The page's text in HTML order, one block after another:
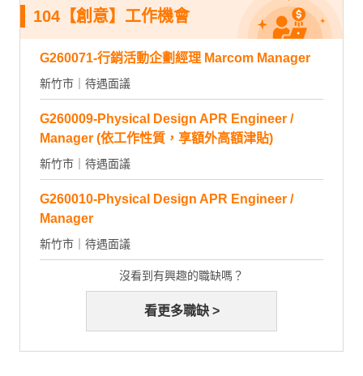
104【創意】工作機會
G260071-行銷活動企劃經理 Marcom Manager
新竹市｜待遇面議
G260009-Physical Design APR Engineer /
Manager (依工作性質，享額外高額津貼)
新竹市｜待遇面議
G260010-Physical Design APR Engineer /
Manager
新竹市｜待遇面議
沒看到有興趣的職缺嗎？
看更多職缺 >